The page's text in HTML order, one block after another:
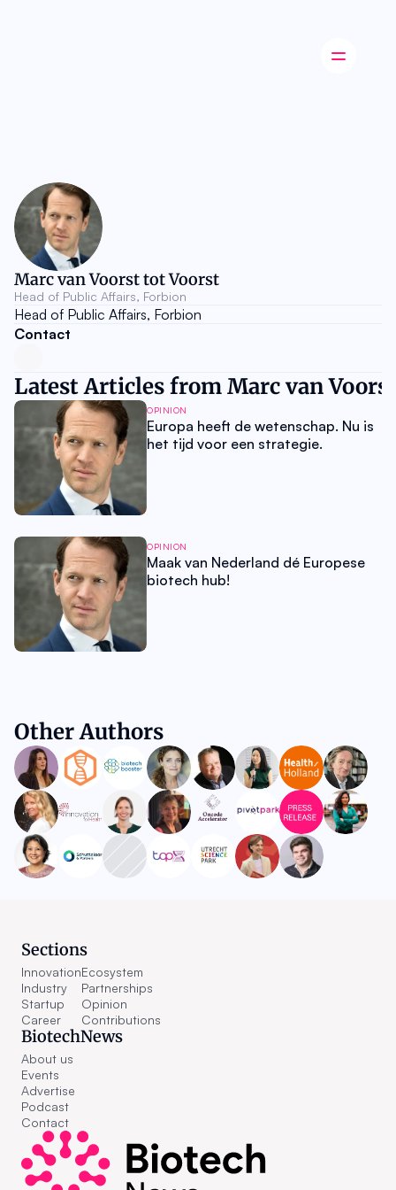
About
Careers
Authors
Advertise
Innovation
Industry
Career
Ecosystem
Partnerships
Marc van Voorst tot Voorst
Head of Public Affairs, Forbion
Head of Public Affairs, Forbion
Contact
Latest Articles from Marc van
OPINION
Europa heeft de wetenschap. Nu is
het tijd voor een strategie.
OPINION
Maak van Nederland dé Europese
biotech hub!
Other Authors
Sections
Innovation
Industry
Startup
Career
Ecosystem
Partnerships
Opinion
Contributions
BiotechNews
About us
Events
Advertise
Podcast
Contact